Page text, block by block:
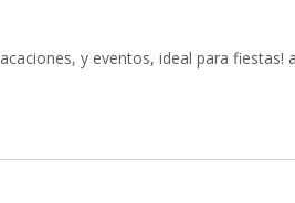
y eventos, ideal para fiestas!